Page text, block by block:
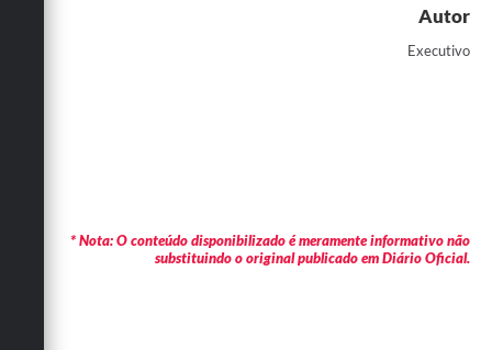
Autor
Executivo
* Nota: O conteúdo disponibilizado é meramente informativo não
substituindo o original publicado em Diário Oficial.